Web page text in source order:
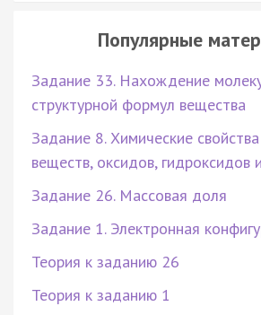
Популярные
Задание 33. Нахождение
структурной формул вещества
Задание 8. Химические
веществ, оксидов, гидроксидов
Задание 26. Массовая доля
Задание 1. Электронная
Теория к заданию 26
Теория к заданию 1